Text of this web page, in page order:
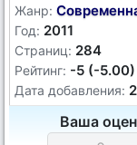
Жанр:
Год: 2011
Страниц: 284
Рейтинг: -5 (-5.00)
Дата добавления:
Ваша